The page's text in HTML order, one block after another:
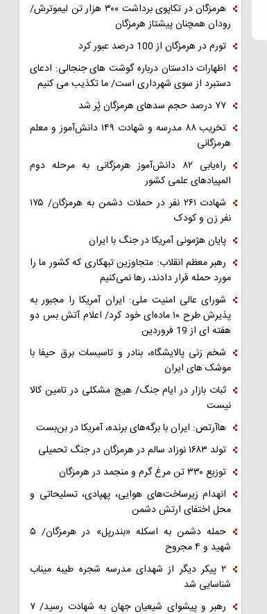
هرمزگان در تکاپوی برداشت ۳۰۰ هزار تن لیموترش/
رودان همچنان پیشتاز هرمزگان
تورم در هرمزگان از 100 درصد عبور کرد
اظهارات دادستان درباره گوشت های جنجالی: ادعای
دستبرد از سوی شهرداری است/ ما تکذیب می کنیم
۷۷ درصد حجم سدهای هرمزگان پُر شد
تخریب ۸۸ مدرسه و شهادت ۱۴۹ دانش‌آموز و معلم
هرمزگانی
راه‌یابی ۸۲ دانش‌آموز هرمزگانی به مرحله دوم
المپیادهای علمی کشور
شهادت ۲۶۱ نفر در حملات دشمن به هرمزگان/ ۱۷۵
نفر زن و کودک
پایان هژمونی آمریکا در جنگ با ایران
رهبر معظم انقلاب: متجاوزین تبهکاری که کشور ما را
مورد حمله قرار دادند، رها نمی‌کنیم
شورای عالی امنیت ملی: ایران آمریکا را مجبور به
پذیرش طرح ۱۰ ماده‌ای خود کرد/ اعلام آتش بس دو
هفته ای از 19 فروردین
شخم زنی پالایشگاه، بنادر و تاسیسات برق حیفا با
موشک های ایران
ثبات بازار در ایام جنگ/ هیچ مشکلی در تامین کالا
نیست
هاآرتص: ایران با برگه‌های برنده، آمریکا در بن‌بست
تولد ۱۶۸۳ نوزاد سالم در هرمزگان در جنگ تحمیلی
توزیع ۳۳۰ تن مرغ گرم و منجمد در هرمزگان
انهدام زیرساخت‌های هوایی، پهپادی، تسلیحاتی و
محل اختفای ارتش دشمن
حمله دشمن به اسکله «بندرپل» در هرمزگان/ ۵
شهید و ۴ مجروح
۲ پیکر دیگر از شهدای مدرسه شجره طیبه میناب
شناسایی شد
رهبر و پیشوای شیعیان جهان به شهادت رسید/ ۷